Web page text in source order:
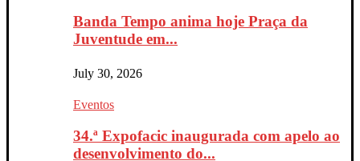
Banda Tempo anima hoje Praça da
Juventude em...
July 30, 2026
Eventos
34.ª Expofacic inaugurada com apelo ao
desenvolvimento do...